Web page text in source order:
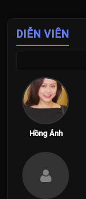
DIỄN VIÊN
Hồng Ánh